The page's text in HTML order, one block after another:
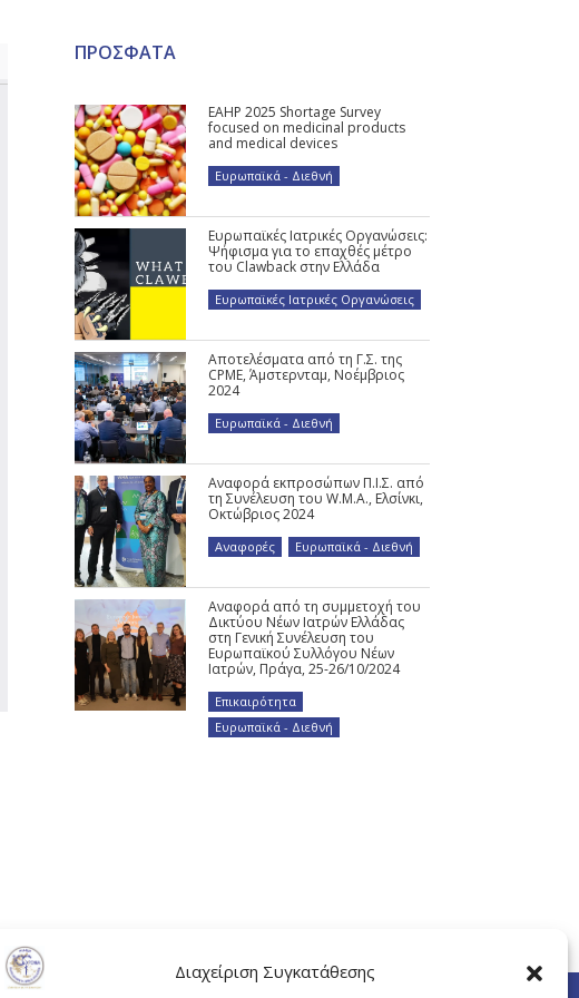
Διαχείριση Συγκατάθεσης
ΠΡΟΣΦΑΤΑ
EAHP 2025 Shortage Survey
focused on medicinal products
and medical devices
Ευρωπαϊκά - Διεθνή
Ευρωπαϊκές Ιατρικές Οργανώσεις:
Ψήφισμα για το επαχθές μέτρο
του Clawback στην Ελλάδα
Ευρωπαϊκές Ιατρικές Οργανώσεις
Αποτελέσματα από τη Γ.Σ. της
CPME, Άμστερνταμ, Νοέμβριος
2024
Ευρωπαϊκά - Διεθνή
Αναφορά εκπροσώπων Π.Ι.Σ. από
τη Συνέλευση του W.M.A., Ελσίνκι,
Οκτώβριος 2024
Αναφορές Ευρωπαϊκά - Διεθνή
Αναφορά από τη συμμετοχή του
Δικτύου Νέων Ιατρών Ελλάδας
στη Γενική Συνέλευση του
Ευρωπαϊκού Συλλόγου Νέων
Ιατρών, Πράγα, 25-26/10/2024
Επικαιρότητα
Ευρωπαϊκά - Διεθνή